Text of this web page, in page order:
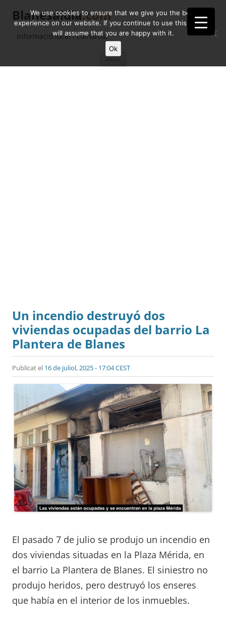
Blanesaldia.com
Informació local i comarcal
contingut
Un incendio destruyó dos
viviendas ocupadas del barrio La
Plantera de Blanes
Publicat el 16 de juliol, 2025 - 17:04 CEST
El pasado 7 de julio se produjo un incendio en
dos viviendas situadas en la Plaza Mérida, en
el barrio La Plantera de Blanes. El siniestro no
produjo heridos, pero destruyó los enseres
que había en el interior de los inmuebles.
We use cookies to ensure that we give you the best
experience on our website. If you continue to use this site we
will assume that you are happy with it.
Ok